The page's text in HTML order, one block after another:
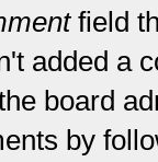
field
added a
board
by